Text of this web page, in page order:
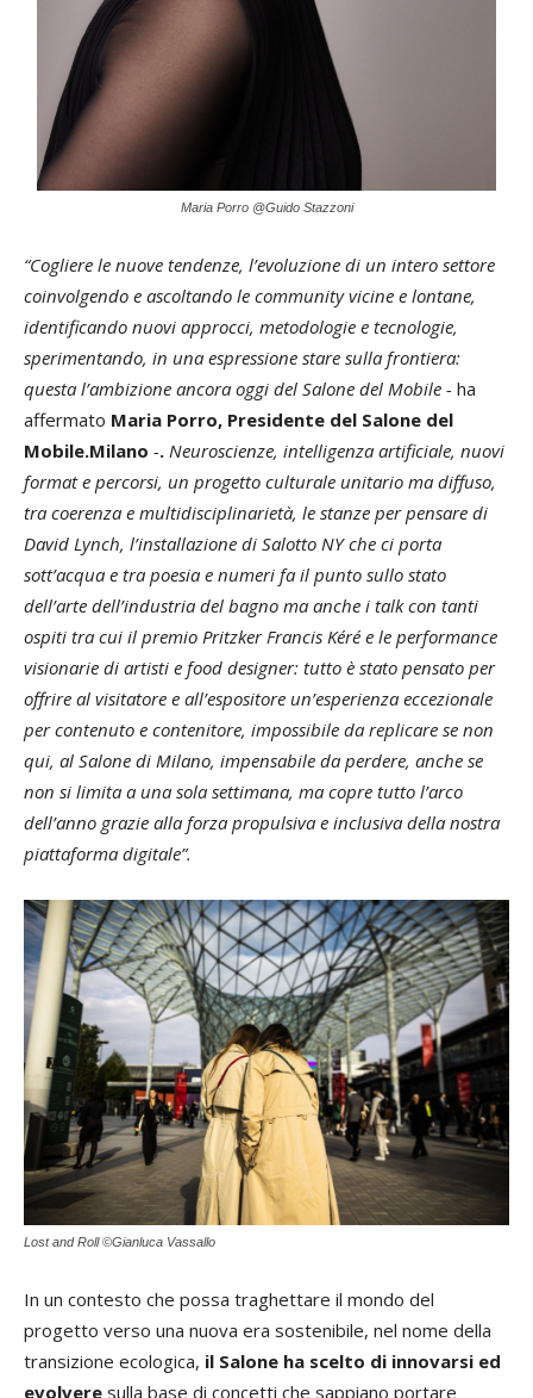
Maria Porro @Guido Stazzoni
“Cogliere le nuove tendenze, l’evoluzione di un intero settore
coinvolgendo e ascoltando le community vicine e lontane,
identificando nuovi approcci, metodologie e tecnologie,
sperimentando, in una espressione stare sulla frontiera:
questa l’ambizione ancora oggi del Salone del Mobile - ha
affermato Maria Porro, Presidente del Salone del
Mobile.Milano -. Neuroscienze, intelligenza artificiale, nuovi
format e percorsi, un progetto culturale unitario ma diffuso,
tra coerenza e multidisciplinarietà, le stanze per pensare di
David Lynch, l’installazione di Salotto NY che ci porta
sott’acqua e tra poesia e numeri fa il punto sullo stato
dell’arte dell’industria del bagno ma anche i talk con tanti
ospiti tra cui il premio Pritzker Francis Kéré e le performance
visionarie di artisti e food designer: tutto è stato pensato per
offrire al visitatore e all’espositore un’esperienza eccezionale
per contenuto e contenitore, impossibile da replicare se non
qui, al Salone di Milano, impensabile da perdere, anche se
non si limita a una sola settimana, ma copre tutto l’arco
dell’anno grazie alla forza propulsiva e inclusiva della nostra
piattaforma digitale”.
Lost and Roll ©Gianluca Vassallo
In un contesto che possa traghettare il mondo del
progetto verso una nuova era sostenibile, nel nome della
transizione ecologica, il Salone ha scelto di innovarsi ed
evolvere sulla base di concetti che sappiano portare